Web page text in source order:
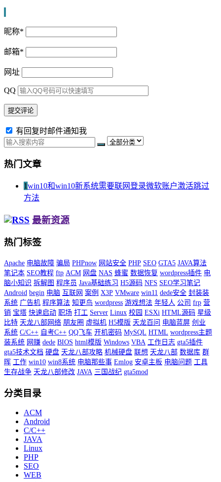
昵称*
邮箱*
网址
QQ
有回复时邮件通知我
热门文章
1win10和win10新系统需要联网登录微软账户激活跳过
方法
最新资源
热门标签
Apache 电脑故障 骗局 PHPnow 网站安全 PHP SEO GTA5 JAVA算法
笔记本 SEO教程 ftp ACM 网盘 NAS 蜂蜜 数据恢复 wordpress插件 电
脑小知识 拆解图 程序员 Java基础练习 H5源码 NFS SEO学习笔记
Android begin 电脑 互联网 案例 X3P VMware win11 dede安全 封装装
系统 广告机 程序算法 知更鸟 wordpress 游戏想法 年轻人 公司 frp 营
销 宝塔 快速启动 职场 打工 Server Linux 校园 ESXi HTML源码 星级
比特 天龙八部网络 朋友圈 虚拟机 H5模版 天龙百问 电脑蓝屏 创业
系统 C/C++ 自考C++ QQ飞车 开机密码 MySQL HTML wordpress主题
装系统 网赚 dede BIOS html模版 Windows VBA 工作日志 gta5插件
gta5技术文档 硬盘 天龙八部攻略 机械硬盘 联想 天龙八部 数据库 群
晖 工作 win10 win8系统 电脑那些事 Emlog 安卓主板 电脑问题 工具
生存战争 天龙八部修改 JAVA 三国战纪 gta5mod
分类目录
ACM
Android
C/C++
JAVA
Linux
PHP
SEO
WEB